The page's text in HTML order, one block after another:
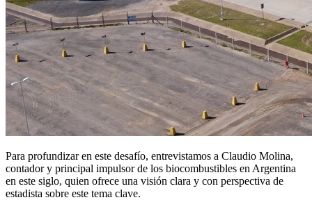
Para profundizar en este desafío, entrevistamos a Claudio Molina,
contador y principal impulsor de los biocombustibles en Argentina
en este siglo, quien ofrece una visión clara y con perspectiva de
estadista sobre este tema clave.